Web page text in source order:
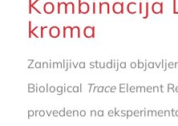
kroma
Zanimljiva studija
Biological TraceElement
provedeno na